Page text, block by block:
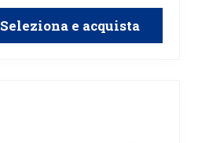
Seleziona e acquista